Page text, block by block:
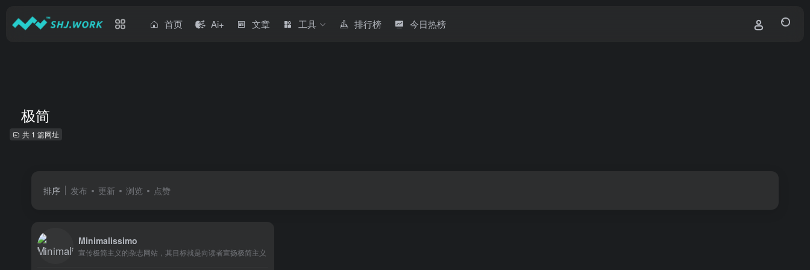
首页 Ai+ 文章 工具 排行榜 今日热榜
极简
共 1 篇网址
排序 发布 更新 浏览 点赞
Minimalissimo
宣传极简主义的杂志网站，其目标就是向读者宣扬极简主义